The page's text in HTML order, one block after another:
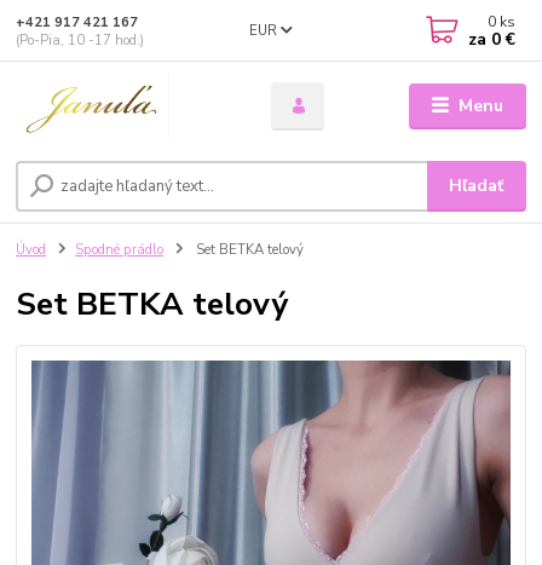
Menu
EUR
Hľadať
+421 917 421 167
(Po-Pia, 10 -17 hod.)
0 ks
za 0 €
Úvod Spodné prádlo Set BETKA telový
Set BETKA telový